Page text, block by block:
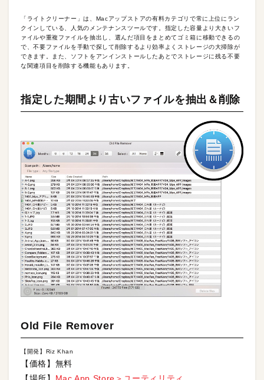
「ライトクリーナー」は、Macアップストアの有料カテゴリで常に上位にラン
クインしている、人気のメンテナンスツールです。指定した容量より大きいフ
ァイルや重複ファイルを抽出し、選んだ項目をまとめてゴミ箱に移動できるの
で、不要ファイルを手動で探して削除するより効率よくストレージの大掃除が
できます。また、ソフトをアンインストールしたあとでストレージに残る不要
な関連項目を削除する機能もあります。
指定した期間より古いファイルを抽出＆削除
Old File Remover
【開発】Riz Khan
【価格】無料